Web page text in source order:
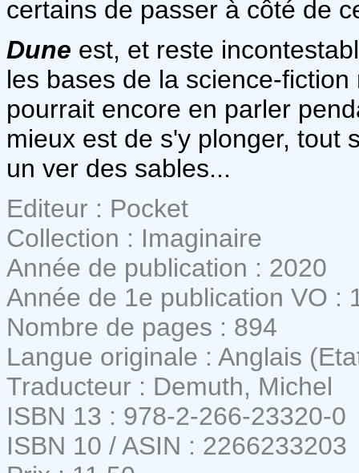
certains de passer à côté de
Dune est, et reste
les bases de la science-
pourrait encore en parler
mieux est de s'y plonger, tout
un ver des sables...
Editeur : Pocket
Collection : Imaginaire
Année de publication : 2020
Année de 1e publication VO :
Nombre de pages : 894
Langue originale : Anglais
Traducteur : Demuth, Michel
ISBN 13 : 978-2-266-23320-0
ISBN 10 / ASIN : 2266233203